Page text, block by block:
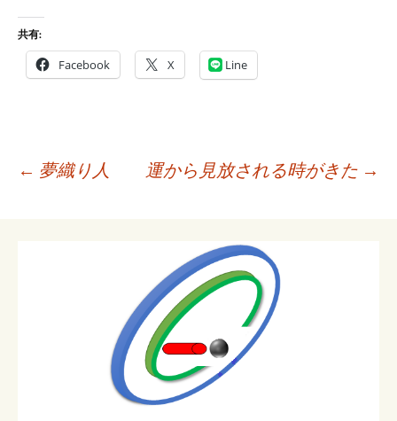
共有:
Facebook X Line
← 夢織り人 運から見放される時がきた →